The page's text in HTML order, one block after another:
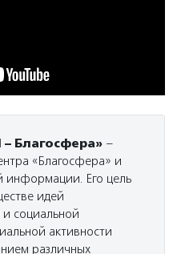
Благосфера» –
«Благосфера» и
информации. Его цель
идей
и социальной
активности
различных